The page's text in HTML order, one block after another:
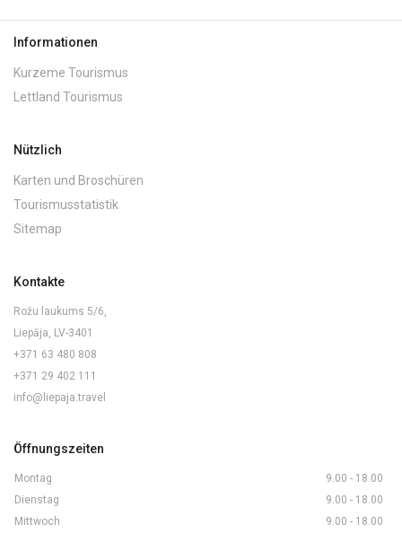
Informationen
Kurzeme Tourismus
Lettland Tourismus
Nützlich
Karten und Broschüren
Tourismusstatistik
Sitemap
Kontakte
Rožu laukums 5/6,
Liepāja, LV-3401
+371 63 480 808
+371 29 402 111
info@liepaja.travel
Öffnungszeiten
Montag
9.00 - 18.00
Dienstag
9.00 - 18.00
Mittwoch
9.00 - 18.00